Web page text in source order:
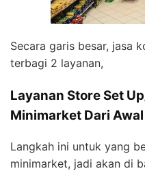
Secara garis besar, jasa
terbagi 2 layanan,
Layanan Store Set
Minimarket Dari Awal
Langkah ini untuk yang
minimarket, jadi akan di